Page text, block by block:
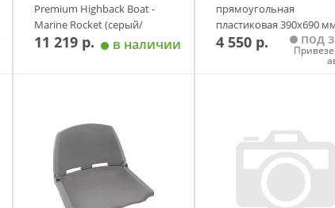
Premium Highback Boat -
Marine Rocket (серый/
синий)
11 219 р. в наличии
прямоугольная
пластиковая 390х690
4 550 р. под